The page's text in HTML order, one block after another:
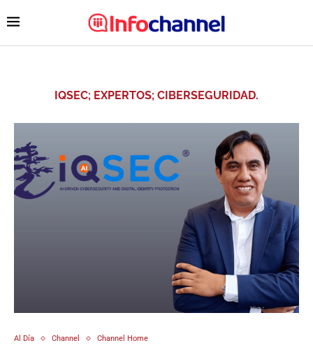
IQSEC; EXPERTOS; CIBERSEGURIDAD.
Al Día Channel Channel Home